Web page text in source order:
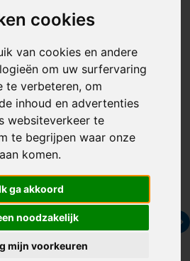
cookies
van cookies en andere
om uw surfervaring
te verbeteren, om
inhoud en advertenties
websiteverkeer te
te begrijpen waar onze
komen.
ga akkoord
noodzakelijk
mijn voorkeuren